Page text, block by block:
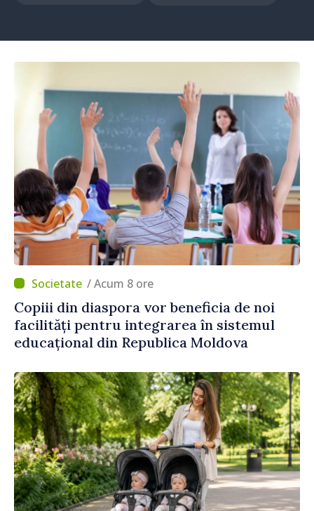
/ Acum 8 ore
Copiii din diaspora vor beneficia de noi
facilități pentru integrarea în sistemul
educațional din Republica Moldova